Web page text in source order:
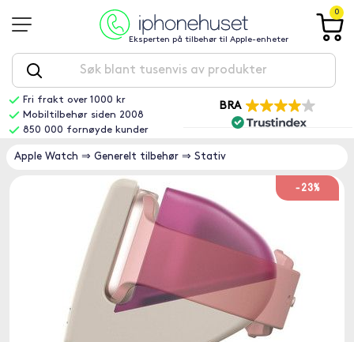
Eksperten på tilbehør til Apple-enheter
0
Fri frakt over 1000 kr
Mobiltilbehør siden 2008
850 000 fornøyde kunder
BRA
Apple Watch ⇒ Generelt tilbehør ⇒ Stativ
-23%